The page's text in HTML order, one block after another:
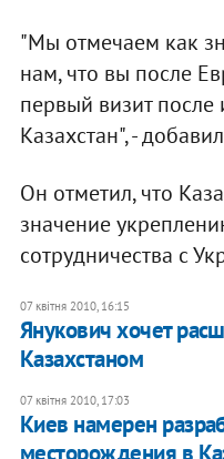
"Мы отмечаем как
нам, что вы после
первый визит
Казахстан", -
Он отметил, что
значение
сотрудничества с
07 квітня 2010, 16:15
Янукович хочет
Казахстаном
07 квітня 2010, 17:03
Киев намерен
месторождения в